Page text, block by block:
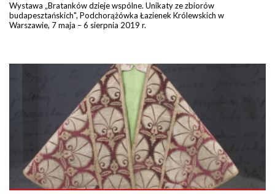
Wystawa „Bratanków dzieje wspólne. Unikaty ze zbiorów
budapesztańskich", Podchorążówka Łazienek Królewskich w
Warszawie, 7 maja – 6 sierpnia 2019 r.